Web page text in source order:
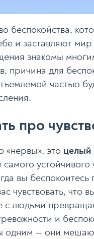
беспокойства,
и заставляют
знакомы
причина для
частью
про
«нервы», это целый
устойчивого
вы
чувствовать, что
с людьми
и
одним — они